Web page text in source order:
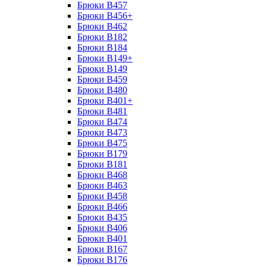
Брюки B457
Брюки B456+
Брюки B462
Брюки B182
Брюки B184
Брюки B149+
Брюки B149
Брюки B459
Брюки B480
Брюки B401+
Брюки B481
Брюки B474
Брюки B473
Брюки B475
Брюки B179
Брюки B181
Брюки B468
Брюки B463
Брюки B458
Брюки B466
Брюки B435
Брюки B406
Брюки B401
Брюки B167
Брюки B176